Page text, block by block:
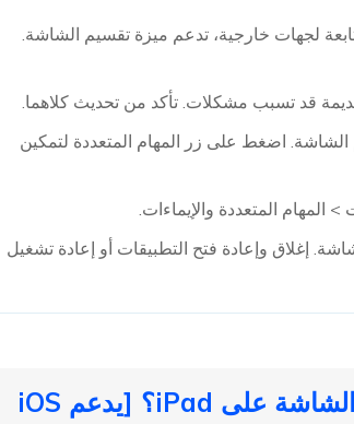
لجهات خارجية، تدعم ميزة تقسيم الشاشة.
الشاشة. اضغط على زر المهام المتعددة لتمكين
المهام المتعددة والإيماءات.
إغلاق وإعادة فتح التطبيقات أو إعادة تشغيل
الجزء 3. كيفية إصلاح مشكلة عدم ظهور ميزة تقسيم الشاشة على iPad؟ [يدعم iOS